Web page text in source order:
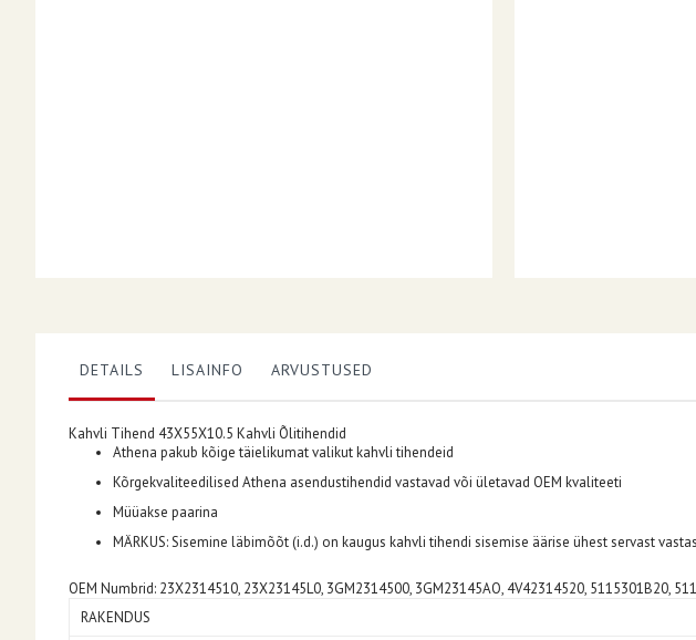
DETAILS LISAINFO ARVUSTUSED
Kahvli Tihend 43X55X10.5 Kahvli Õlitihendid
Athena pakub kõige täielikumat valikut kahvli tihendeid
Kõrgekvaliteedilised Athena asendustihendid vastavad või ületavad OEM kvaliteeti
Müüakse paarina
MÄRKUS: Sisemine läbimõõt (i.d.) on kaugus kahvli tihendi sisemise äärise ühest servast
OEM Numbrid: 23X2314510, 23X23145L0, 3GM2314500, 3GM23145AO, 4V42314520, 5115301B20,
RAKENDUS